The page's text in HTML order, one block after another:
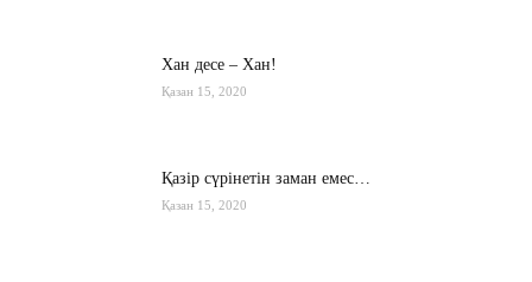
Хан десе – Хан!
Қазан 15, 2020
Қазір сүрінетін заман емес…
Қазан 15, 2020